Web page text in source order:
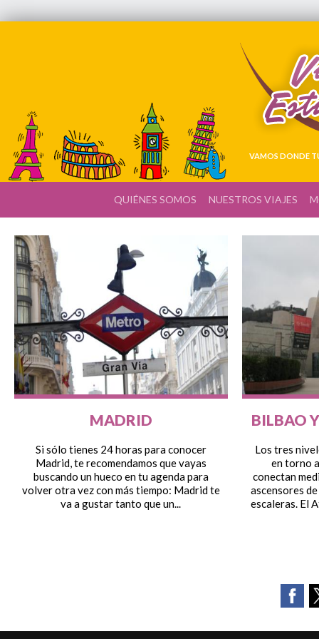
VAMOS DONDE
QUIÉNES SOMOS NUESTROS VIAJES
MADRID
Si sólo tienes 24 horas para conocer
Madrid, te recomendamos que vayas
buscando un hueco en tu agenda para
volver otra vez con más tiempo: Madrid te
va a gustar tanto que un...
BILBAO
Los tres
en torno
conectan
ascensores
escaleras. El